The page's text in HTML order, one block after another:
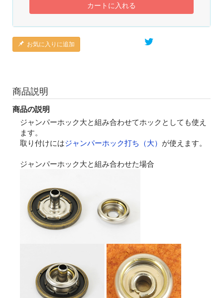
カートに入れる
お気に入りに追加
商品説明
商品の説明
ジャンパーホック大と組み合わせてホックとしても使え
ます。
取り付けにはジャンパーホック打ち（大） が使えます。
ジャンパーホック大と組み合わせた場合